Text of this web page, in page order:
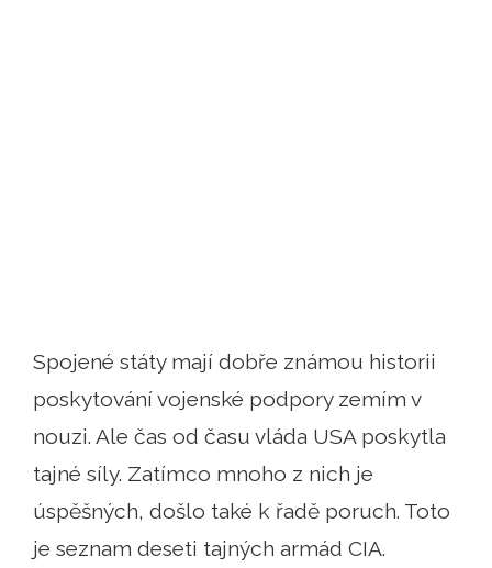
Spojené státy mají dobře známou historii
poskytování vojenské podpory zemím v
nouzi. Ale čas od času vláda USA poskytla
tajné síly. Zatímco mnoho z nich je
úspěšných, došlo také k řadě poruch. Toto
je seznam deseti tajných armád CIA.